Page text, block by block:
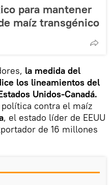
para mantener
maíz transgénico
la medida del
los lineamientos del
Unidos-Canadá.
contra el maíz
, el estado líder de EEUU
de 16 millones